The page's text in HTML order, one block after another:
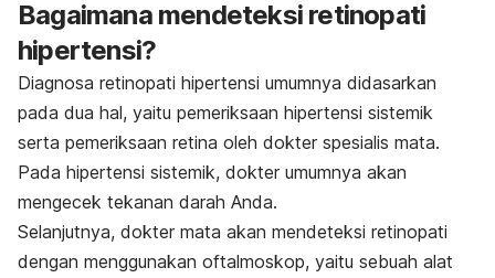
Bagaimana mendeteksi retinopati
hipertensi?
Diagnosa retinopati hipertensi umumnya didasarkan
pada dua hal, yaitu pemeriksaan hipertensi sistemik
serta pemeriksaan retina oleh dokter spesialis mata.
Pada hipertensi sistemik, dokter umumnya akan
mengecek tekanan darah Anda.
Selanjutnya, dokter mata akan mendeteksi retinopati
dengan menggunakan oftalmoskop, yaitu sebuah alat